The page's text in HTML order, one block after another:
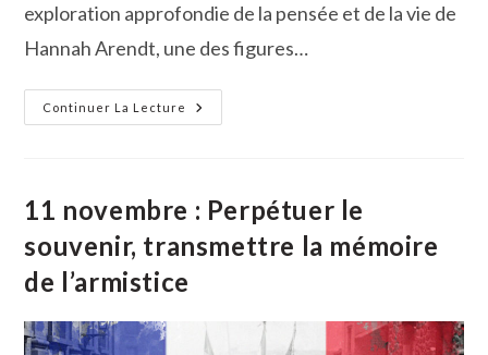
exploration approfondie de la pensée et de la vie de
Hannah Arendt, une des figures…
Continuer La Lecture
Atout
Philo
Touilliez
À
De
La
Philosophe
Germano-
Arendt
11 novembre : Perpétuer le
souvenir, transmettre la mémoire
de l’armistice